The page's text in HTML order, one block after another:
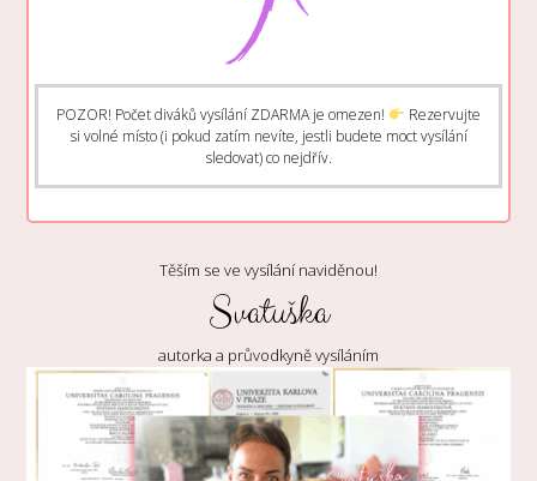
POZOR! Počet diváků vysílání ZDARMA je omezen!
Rezervujte
si volné místo (i pokud zatím nevíte, jestli budete moct vysílání
sledovat) co nejdřív.
Těším se ve vysílání naviděnou!
Svatuška
autorka a průvodkyně vysíláním